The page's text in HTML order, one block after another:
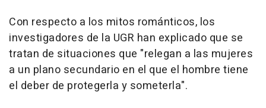
Con respecto a los mitos románticos, los
investigadores de la UGR han explicado que se
tratan de situaciones que "relegan a las mujeres
a un plano secundario en el que el hombre tiene
el deber de protegerla y someterla".